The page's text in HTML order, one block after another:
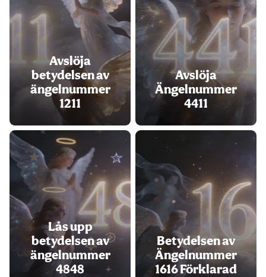
Avslöja
betydelsen av
ängelnummer
1211
Avslöja
Ängelnummer
4411
Lås upp
betydelsen av
ängelnummer
4848
Betydelsen av
Ängelnummer
1616 Förklarad